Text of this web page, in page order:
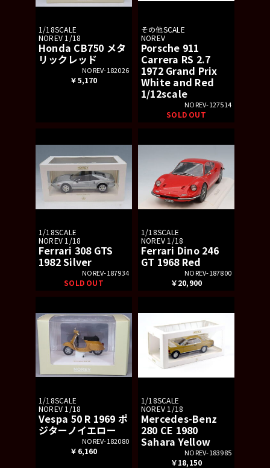
1/18SCALE
NOREV 1/18
Honda CB750 メタ
リックレッド
NOREV-182026
￥5,170
その他SCALE
NOREV
Porsche 911
Carrera RS 2.7
1972 Grand Prix
White and Red
1/12scale
NOREV-127514
SOLD OUT
1/18SCALE
NOREV 1/18
Ferrari 308 GTS
1982 Silver
NOREV-187934
SOLD OUT
1/18SCALE
NOREV 1/18
Ferrari Dino 246
GT 1968 Red
NOREV-187800
￥20,900
1/18SCALE
NOREV 1/18
Vespa 50 R 1969 ポ
ジターノイエロー
NOREV-182080
￥6,160
1/18SCALE
NOREV 1/18
Mercedes-Benz
280 CE 1980
Sahara Yellow
NOREV-183985
￥18,150